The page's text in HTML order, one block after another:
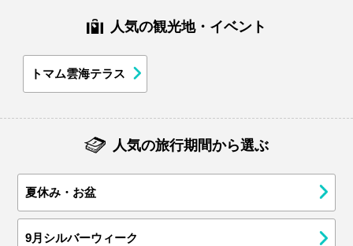
人気の観光地・イベント
トマム雲海テラス
人気の旅行期間から選ぶ
夏休み・お盆
9月シルバーウィーク